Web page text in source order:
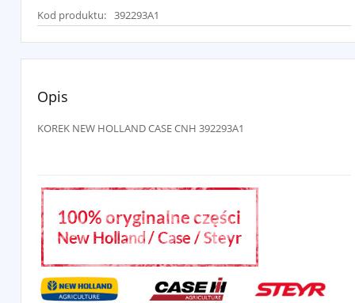
Kod produktu: 392293A1
Opis
KOREK NEW HOLLAND CASE CNH 392293A1